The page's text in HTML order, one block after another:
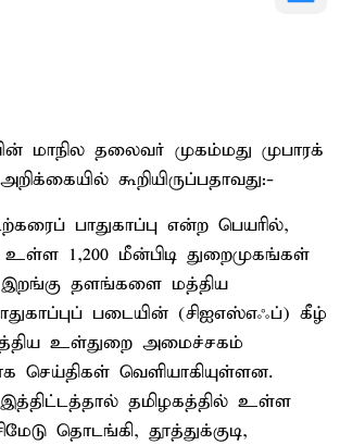
மாநில தலைவர் முகம்மது முபாரக்
கூறியிருப்பதாவது:-
பாதுகாப்பு என்ற பெயரில்,
உள்ள 1,200 மீன்பிடி துறைமுகங்கள்
இறங்கு தளங்களை மத்திய
படையின் (சிஐஎஸ்எஃப்) கீழ்
உள்துறை அமைச்சகம்
செய்திகள் வெளியாகியுள்ளன.
தமிழகத்தில் உள்ள
தொடங்கி, தூத்துக்குடி,